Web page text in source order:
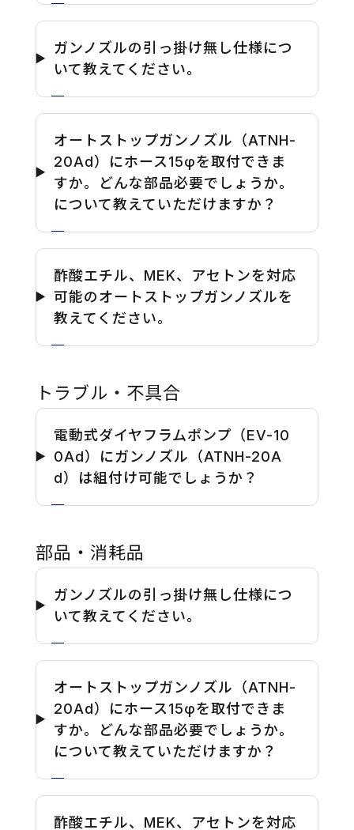
ガンノズルの引っ掛け無し仕様につ
いて教えてください。
オートストップガンノズル（ATNH-
20Ad）にホース15φを取付できま
すか。どんな部品必要でしょうか。
について教えていただけますか？
酢酸エチル、MEK、アセトンを対応
可能のオートストップガンノズルを
教えてください。
トラブル・不具合
電動式ダイヤフラムポンプ（EV-10
0Ad）にガンノズル（ATNH-20A
d）は組付け可能でしょうか？
部品・消耗品
ガンノズルの引っ掛け無し仕様につ
いて教えてください。
オートストップガンノズル（ATNH-
20Ad）にホース15φを取付できま
すか。どんな部品必要でしょうか。
について教えていただけますか？
酢酸エチル、MEK、アセトンを対応